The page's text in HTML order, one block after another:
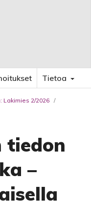
Tietoa
Lakimies 2/2026 /
tiedon
–